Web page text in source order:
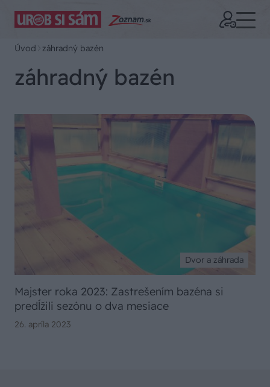
Úvod záhradný bazén
záhradný bazén
Dvor a záhrada
Majster roka 2023: Zastrešením bazéna si
predĺžili sezónu o dva mesiace
26. apríla 2023